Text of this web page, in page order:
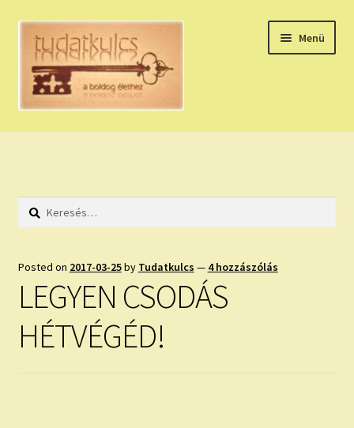
Ugrás
navigációhoz
Kilépés
tartalomba
Menü
HÚZZ EGY KÁRTYÁT!
HOLDNAPTÁR
NAPI ASZTROLÓGIA
KÉRJ EGY MEGERŐSÍTÉST!
ÍRJ NEKEM!
Keresés:
Posted on 2017-03-25by Tudatkulcs — 4 hozzászólás
LEGYEN CSODÁS
HÉTVÉGÉD!